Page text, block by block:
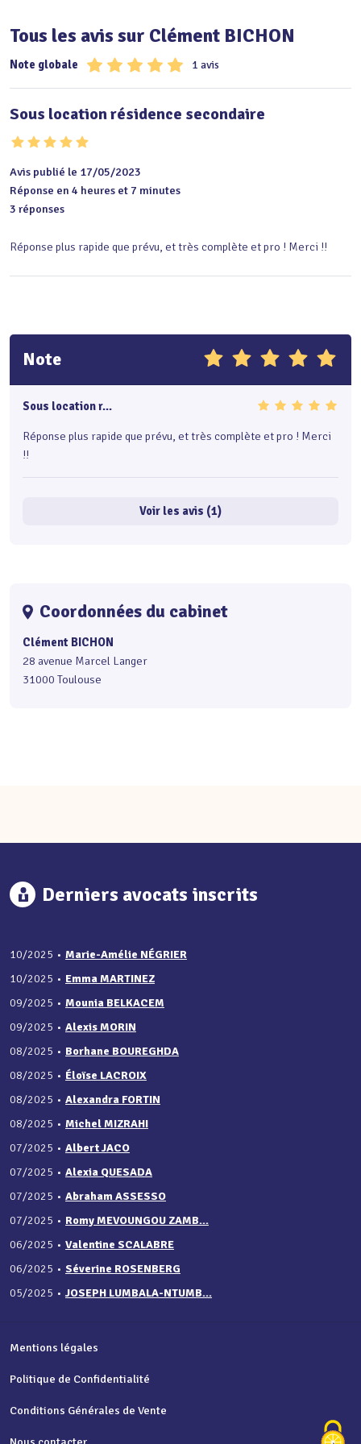
Tous les avis sur Clément BICHON
Note globale 1 avis
Sous location résidence secondaire
Avis publié le 17/05/2023
Réponse en 4 heures et 7 minutes
3 réponses
Réponse plus rapide que prévu, et très complète et pro ! Merci !!
Note
Sous location r...
Réponse plus rapide que prévu, et très complète et pro ! Merci
!!
Voir les avis (1)
Coordonnées du cabinet
Clément BICHON
28 avenue Marcel Langer
31000 Toulouse
Derniers avocats inscrits
10/2025 • Marie-Amélie NÉGRIER
10/2025 • Emma MARTINEZ
09/2025 • Mounia BELKACEM
09/2025 • Alexis MORIN
08/2025 • Borhane BOUREGHDA
08/2025 • Éloïse LACROIX
08/2025 • Alexandra FORTIN
08/2025 • Michel MIZRAHI
07/2025 • Albert JACO
07/2025 • Alexia QUESADA
07/2025 • Abraham ASSESSO
07/2025 • Romy MEVOUNGOU ZAMB...
06/2025 • Valentine SCALABRE
06/2025 • Séverine ROSENBERG
05/2025 • JOSEPH LUMBALA-NTUMB...
Mentions légales
Politique de Confidentialité
Conditions Générales de Vente